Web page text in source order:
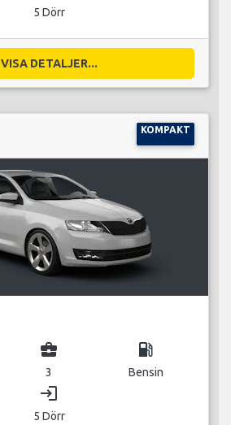
5 Dörr
VISA DETALJER...
KOMPAKT
business_center
3
local_gas_station
Bensin
login
5 Dörr